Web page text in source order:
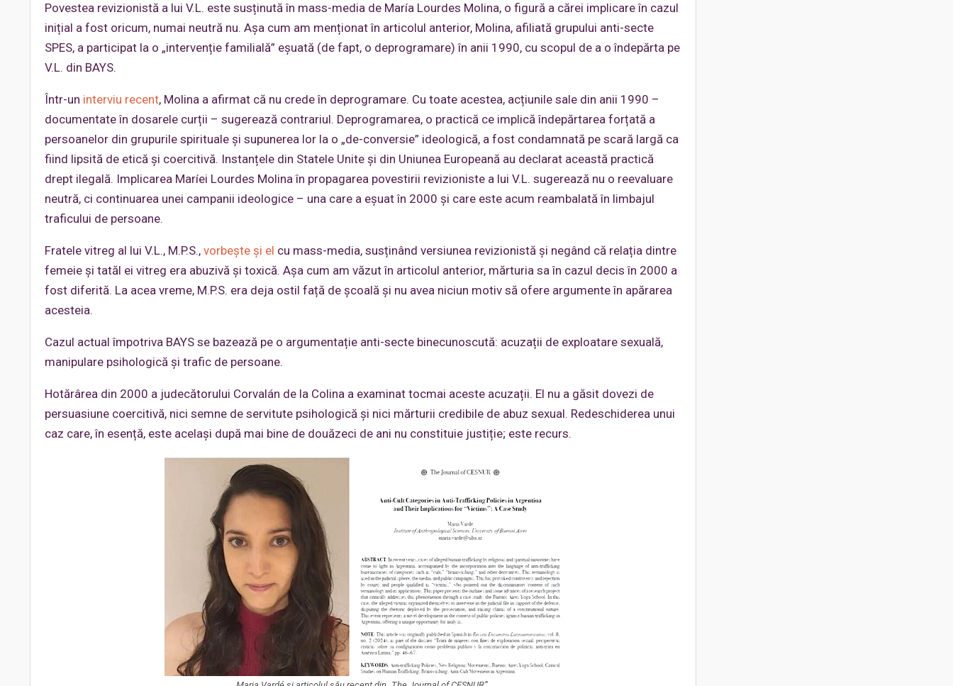
Povestea revizionistă a lui V.L. este susținută în mass-media de María Lourdes Molina, o figură a cărei implicare în cazul
inițial a fost oricum, numai neutră nu. Așa cum am menționat în articolul anterior, Molina, afiliată grupului anti-secte
SPES, a participat la o „intervenție familială” eșuată (de fapt, o deprogramare) în anii 1990, cu scopul de a o îndepărta pe
V.L. din BAYS.
Într-un interviu recent, Molina a afirmat că nu crede în deprogramare. Cu toate acestea, acțiunile sale din anii 1990 –
documentate în dosarele curții – sugerează contrariul. Deprogramarea, o practică ce implică îndepărtarea forțată a
persoanelor din grupurile spirituale și supunerea lor la o „de-conversie” ideologică, a fost condamnată pe scară largă ca
fiind lipsită de etică și coercitivă. Instanțele din Statele Unite și din Uniunea Europeană au declarat această practică
drept ilegală. Implicarea Maríei Lourdes Molina în propagarea povestirii revizioniste a lui V.L. sugerează nu o reevaluare
neutră, ci continuarea unei campanii ideologice – una care a eșuat în 2000 și care este acum reambalată în limbajul
traficului de persoane.
Fratele vitreg al lui V.L., M.P.S., vorbește și el cu mass-media, susținând versiunea revizionistă și negând că relația dintre
femeie și tatăl ei vitreg era abuzivă și toxică. Așa cum am văzut în articolul anterior, mărturia sa în cazul decis în 2000 a
fost diferită. La acea vreme, M.P.S. era deja ostil față de școală și nu avea niciun motiv să ofere argumente în apărarea
acesteia.
Cazul actual împotriva BAYS se bazează pe o argumentație anti-secte binecunoscută: acuzații de exploatare sexuală,
manipulare psihologică și trafic de persoane.
Hotărârea din 2000 a judecătorului Corvalán de la Colina a examinat tocmai aceste acuzații. El nu a găsit dovezi de
persuasiune coercitivă, nici semne de servitute psihologică și nici mărturii credibile de abuz sexual. Redeschiderea unui
caz care, în esență, este același după mai bine de douăzeci de ani nu constituie justiție; este recurs.